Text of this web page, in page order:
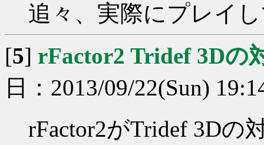
追々、実際にプレイ
[5] rFactor2 Tridef 3Dの
日：2013/09/22(Sun)
rFactor2がTridef 3Dの